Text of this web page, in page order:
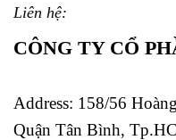
Liên hệ:
CÔNG TY CỔ
Address: 158/56
Quận Tân Bình,